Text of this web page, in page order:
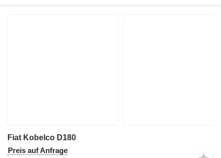
Fiat Kobelco D180
Preis auf Anfrage